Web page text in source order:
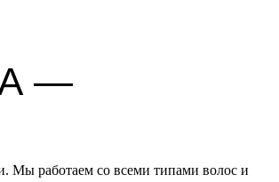
—
Мы работаем со всеми типами волос и